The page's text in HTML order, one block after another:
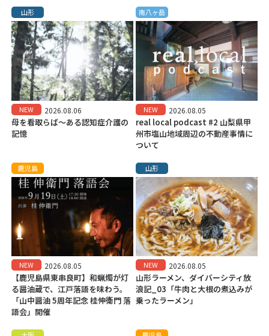
山形
NEW 2026.08.06
母を看取らば～ある認知症介護の
記憶
南八ヶ岳
NEW 2026.08.05
real local podcast #2 山梨県甲
州市塩山地域周辺の不動産事情に
ついて
鹿児島
NEW 2026.08.05
【鹿児島県東串良町】和蝋燭が灯
る醤油蔵で、江戸落語を味わう。
「山中醤油 5周年記念 桂伸衛門 落
語会」開催
山形
NEW 2026.08.05
山形ラーメン、ダイバーシティ放
浪記_03「牛肉と大根の煮込みが
乗ったラーメン」